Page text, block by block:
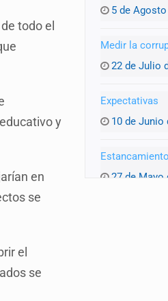
y el crimen organizado
todo el
y
en
se
el
se
5 de Agosto
Medir la
22 de Julio
Expectativas
10 de Junio
27 de Mayo